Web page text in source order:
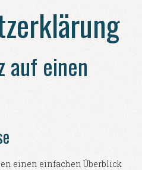
auf einen
einen einfachen Überblick